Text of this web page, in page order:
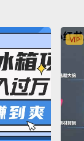
VIP